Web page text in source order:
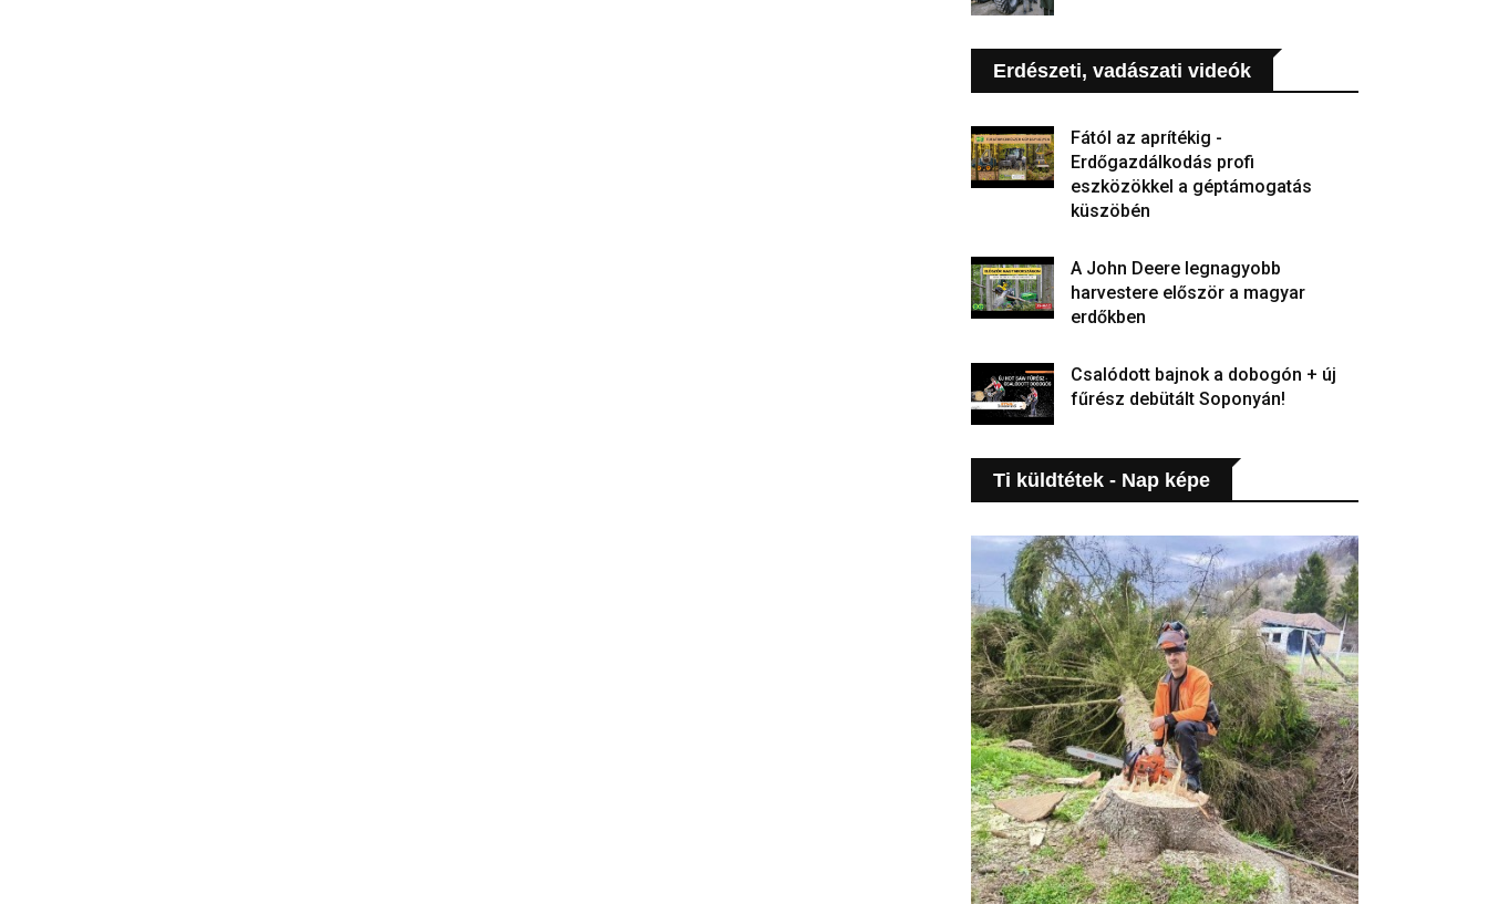
Erdészeti, vadászati videók
Fától az aprítékig -
Erdőgazdálkodás profi
eszközökkel a géptámogatás
küszöbén
A John Deere legnagyobb
harvestere először a magyar
erdőkben
Csalódott bajnok a dobogón + új
fűrész debütált Soponyán!
Ti küldtétek - Nap képe